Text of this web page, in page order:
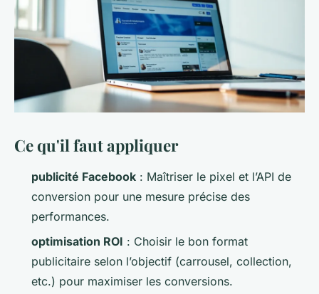
Ce qu'il faut appliquer
publicité Facebook : Maîtriser le pixel et l’API de
conversion pour une mesure précise des
performances.
optimisation ROI : Choisir le bon format
publicitaire selon l’objectif (carrousel, collection,
etc.) pour maximiser les conversions.